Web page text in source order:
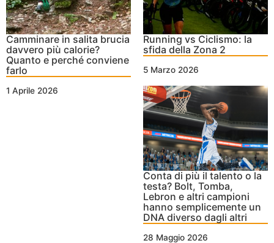
Camminare in salita brucia
davvero più calorie?
Quanto e perché conviene
farlo
1 Aprile 2026
Running vs Ciclismo: la
sfida della Zona 2
5 Marzo 2026
Conta di più il talento o la
testa? Bolt, Tomba,
Lebron e altri campioni
hanno semplicemente un
DNA diverso dagli altri
28 Maggio 2026